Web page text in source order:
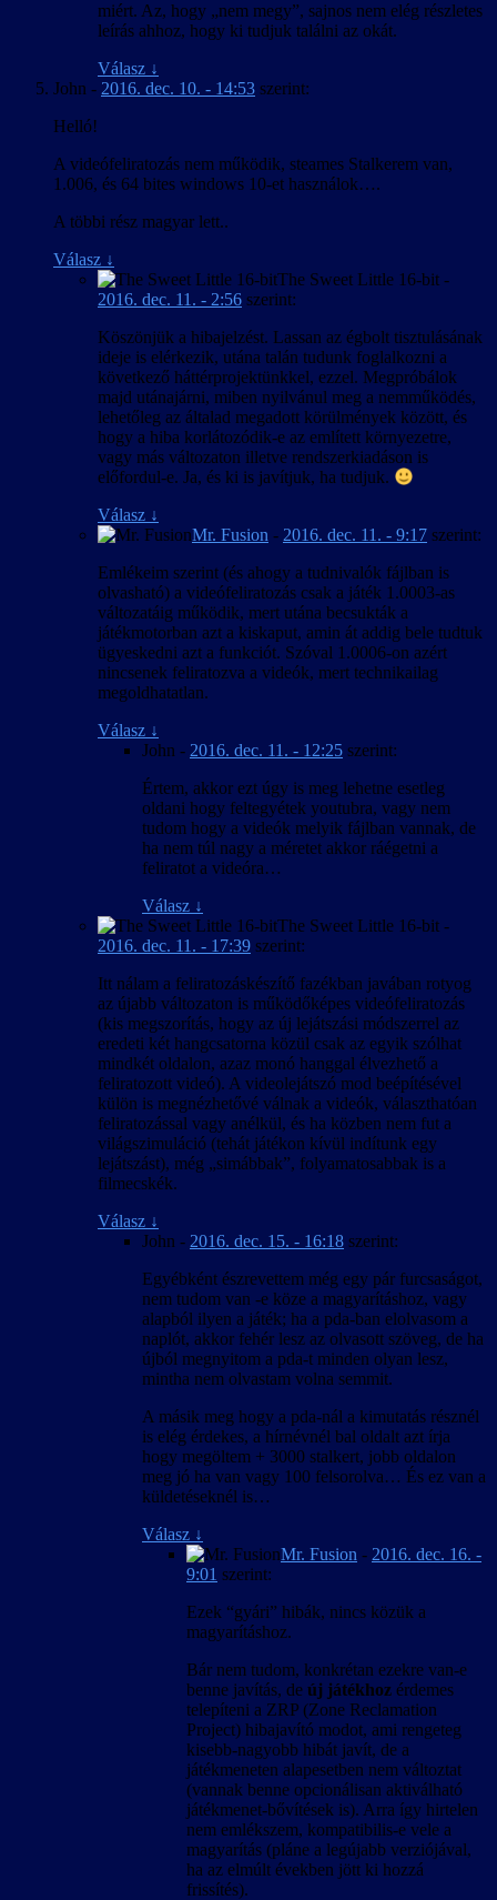
miért. Az, hogy „nem megy”, sajnos nem elég részletes
leírás ahhoz, hogy ki tudjuk találni az okát.
Válasz ↓
John - 2016. dec. 10. - 14:53 szerint:
Helló!
A videófeliratozás nem működik, steames Stalkerem van,
1.006, és 64 bites windows 10-et használok….
A többi rész magyar lett..
Válasz ↓
The Sweet Little 16-bit -
2016. dec. 11. - 2:56 szerint:
Köszönjük a hibajelzést. Lassan az égbolt tisztulásának
ideje is elérkezik, utána talán tudunk foglalkozni a
következő háttérprojektünkkel, ezzel. Megpróbálok
majd utánajárni, miben nyilvánul meg a nemműködés,
lehetőleg az általad megadott körülmények között, és
hogy a hiba korlátozódik-e az említett környezetre,
vagy más változaton illetve rendszerkiadáson is
előfordul-e. Ja, és ki is javítjuk, ha tudjuk.
Válasz ↓
Mr. Fusion - 2016. dec. 11. - 9:17 szerint:
Emlékeim szerint (és ahogy a tudnivalók fájlban is
olvasható) a videófeliratozás csak a játék 1.0003-as
változatáig működik, mert utána becsukták a
játékmotorban azt a kiskaput, amin át addig bele tudtuk
ügyeskedni azt a funkciót. Szóval 1.0006-on azért
nincsenek feliratozva a videók, mert technikailag
megoldhatatlan.
Válasz ↓
John - 2016. dec. 11. - 12:25 szerint:
Értem, akkor ezt úgy is meg lehetne esetleg
oldani hogy feltegyétek youtubra, vagy nem
tudom hogy a videók melyik fájlban vannak, de
ha nem túl nagy a méretet akkor ráégetni a
feliratot a videóra…
Válasz ↓
The Sweet Little 16-bit -
2016. dec. 11. - 17:39 szerint:
Itt nálam a feliratozáskészítő fazékban javában rotyog
az újabb változaton is működőképes videófeliratozás
(kis megszorítás, hogy az új lejátszási módszerrel az
eredeti két hangcsatorna közül csak az egyik szólhat
mindkét oldalon, azaz monó hanggal élvezhető a
feliratozott videó). A videolejátszó mod beépítésével
külön is megnézhetővé válnak a videók, választhatóan
feliratozással vagy anélkül, és ha közben nem fut a
világszimuláció (tehát játékon kívül indítunk egy
lejátszást), még „simábbak”, folyamatosabbak is a
filmecskék.
Válasz ↓
John - 2016. dec. 15. - 16:18 szerint:
Egyébként észrevettem még egy pár furcsaságot,
nem tudom van -e köze a magyarításhoz, vagy
alapból ilyen a játék; ha a pda-ban elolvasom a
naplót, akkor fehér lesz az olvasott szöveg, de ha
újból megnyitom a pda-t minden olyan lesz,
mintha nem olvastam volna semmit.
A másik meg hogy a pda-nál a kimutatás résznél
is elég érdekes, a hírnévnél bal oldalt azt írja
hogy megöltem + 3000 stalkert, jobb oldalon
meg jó ha van vagy 100 felsorolva… És ez van a
küldetéseknél is…
Válasz ↓
Mr. Fusion - 2016. dec. 16. -
9:01 szerint:
Ezek “gyári” hibák, nincs közük a
magyarításhoz.
Bár nem tudom, konkrétan ezekre van-e
benne javítás, de új játékhoz érdemes
telepíteni a ZRP (Zone Reclamation
Project) hibajavító modot, ami rengeteg
kisebb-nagyobb hibát javít, de a
játékmeneten alapesetben nem változtat
(vannak benne opcionálisan aktiválható
játékmenet-bővítések is). Arra így hirtelen
nem emlékszem, kompatibilis-e vele a
magyarítás (pláne a legújabb verziójával,
ha az elmúlt években jött ki hozzá
frissítés).